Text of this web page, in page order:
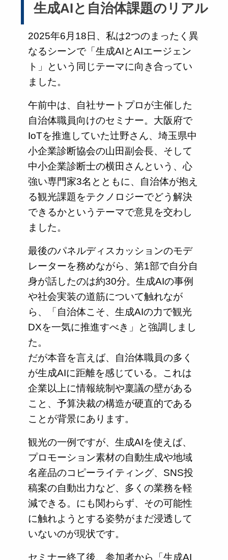
生成AIと自治体課題のリアル
2025年6月18日、私は2つのまったく異
なるシーンで「生成AIとAIエージェン
ト」という同じテーマに向き合ってい
ました。
午前中は、自社サートプロが主催した
自治体職員向けのセミナー。大阪府で
IoTを推進していた辻野さん、埼玉県中
小企業診断協会の山田副会長、そして
中小企業診断士の横田さんという、心
強い専門家3名とともに、自治体が抱え
る観光課題をテクノロジーでどう解決
できるかというテーマで意見を交わし
ました。
最後のパネルディスカッションのモデ
レーターを務めながら、第1部で自分自
身が話したのは約30分。生成AIの事例
や社会実装の道筋について触れなが
ら、「自治体こそ、生成AIの力で観光
DXを一気に推進すべき」と強調しまし
た。
だが本音を言えば、自治体職員の多く
が生成AIに距離を感じている。これは
企業以上に情報統制や稟議の壁がある
こと、予算決裁の構造が硬直的である
ことが背景にあります。
観光の一例ですが、生成AIを使えば、
プロモーション素材の自動生成や地域
名産品のコピーライティング、SNS投
稿案の自動出力など、多くの業務を軽
減できる。にも関わらず、その可能性
に触れようとする姿勢がまだ浸透して
いないのが現状です。
セミナー終了後、参加者から「生成AI